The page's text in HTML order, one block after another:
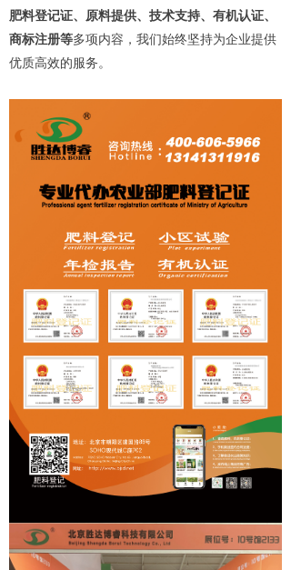
肥料登记证、原料提供、技术支持、有机认证、
商标注册等多项内容，我们始终坚持为企业提供
优质高效的服务。